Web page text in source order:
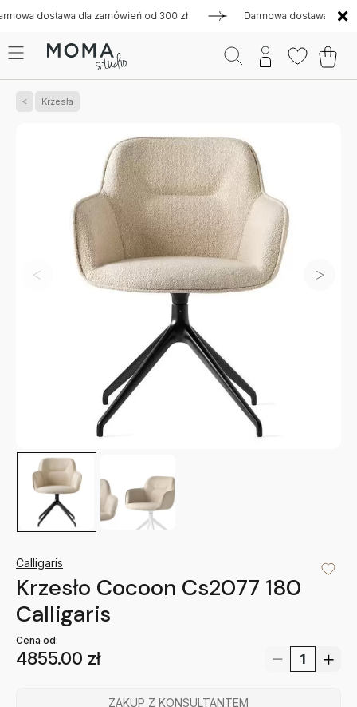
dostawa dla zamówień od 300 zł Darmowa dostawa dla
Krzesła
Calligaris
Krzesło Cocoon Cs2077 180
Calligaris
Cena od:
4855.00 zł
ZAKUP Z KONSULTANTEM